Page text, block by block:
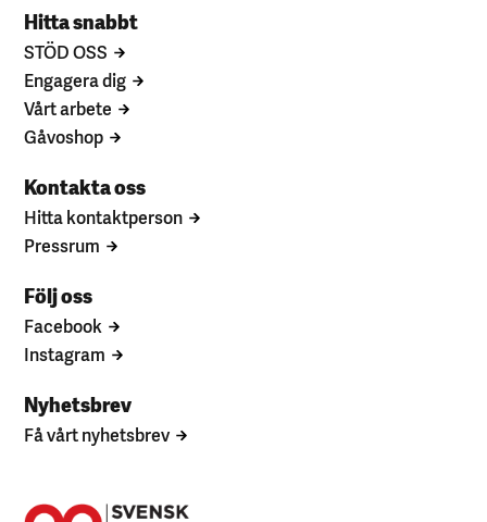
Hitta snabbt
STÖD OSS
Engagera dig
Vårt arbete
Gåvoshop
Kontakta oss
Hitta kontaktperson
Pressrum
Följ oss
Facebook
Instagram
Nyhetsbrev
Få vårt nyhetsbrev